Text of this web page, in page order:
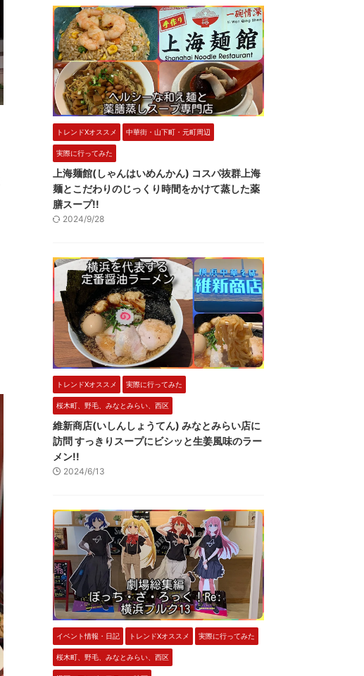
トレンドXオススメ 中華街・山下町・元町周辺
実際に行ってみた
上海麺館(しゃんはいめんかん) コスパ抜群上海
麺とこだわりのじっくり時間をかけて蒸した薬
膳スープ!!
2024/9/28
トレンドXオススメ 実際に行ってみた
桜木町、野毛、みなとみらい、西区
維新商店(いしんしょうてん) みなとみらい店に
訪問 すっきりスープにビシッと生姜風味のラー
メン!!
2024/6/13
イベント情報・日記 トレンドXオススメ 実際に行ってみた
桜木町、野毛、みなとみらい、西区